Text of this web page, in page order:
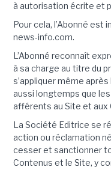
à autorisation écrite et
Pour cela, l’Abonné
news-info.com.
L’Abonné reconnaît
à sa charge au titre du
s’appliquer même
aussi longtemps que
afférents au Site et aux
La Société Editrice se
action ou réclamation
cesser et sanctionner
Contenus et le Site, y